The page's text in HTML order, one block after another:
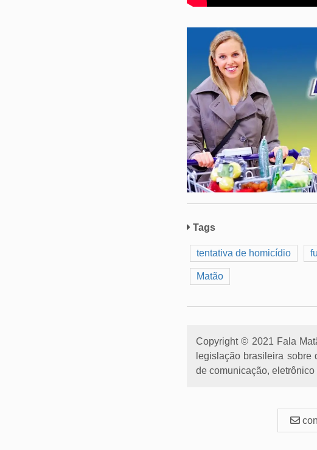
Tags
tentativa de homicídio
Matão
Copyright © 2021 Fala
legislação brasileira
de comunicação,